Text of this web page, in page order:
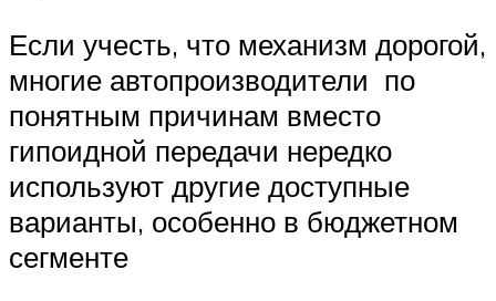
Если учесть, что механизм дорогой,
многие автопроизводители по
понятным причинам вместо
гипоидной передачи нередко
используют другие доступные
варианты, особенно в бюджетном
сегменте